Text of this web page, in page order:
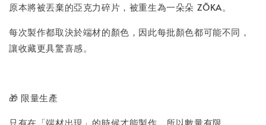
原本將被丟棄的亞克力碎片，被重生為一朵朵 ZŌKA。
每次製作都取決於端材的顏色，因此每批顏色都可能不同，
讓收藏更具驚喜感。
🎁 限量生產
只有在「端材出現」的時候才能製作，所以數量有限。